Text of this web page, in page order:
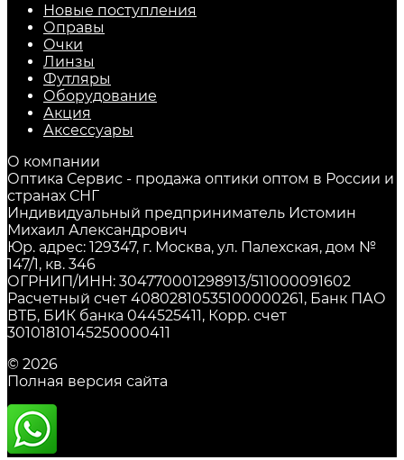
Новые поступления
Оправы
Очки
Линзы
Футляры
Оборудование
Акция
Аксессуары
О компании
Оптика Сервис - продажа оптики оптом в России и
странах СНГ
Индивидуальный предприниматель Истомин
Михаил Александрович
Юр. адрес: 129347, г. Москва, ул. Палехская, дом №
147/1, кв. 346
ОГРНИП/ИНН: 304770001298913/511000091602
Расчетный счет 40802810535100000261, Банк ПАО
ВТБ, БИК банка 044525411, Корр. счет
30101810145250000411
© 2026
Полная версия сайта